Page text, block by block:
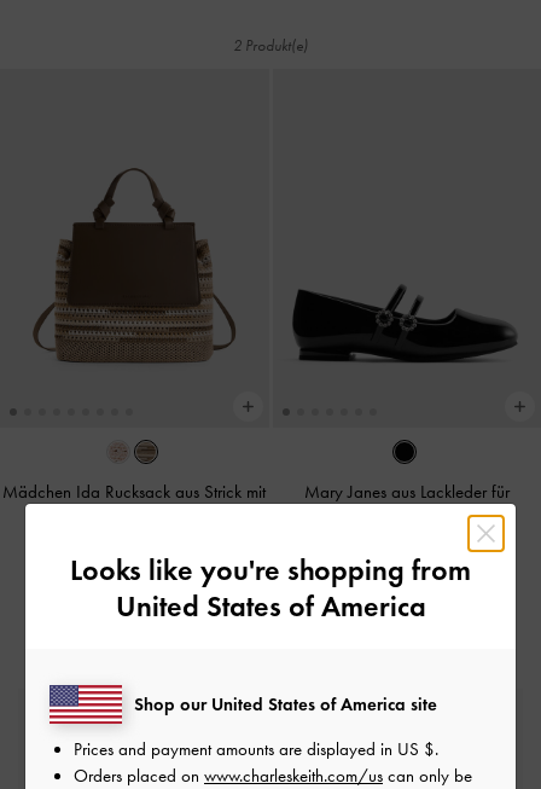
2 Produkt(e)
Mädchen Ida Rucksack aus Strick mit
CHF79.00
Mary Janes aus Lackleder für
Schwarzer Lack
CHF55.00
Kostenlose Standardlieferung
Für alle Bestellungen mit Mindestbestellwert*
Looks like you're shopping from
United States of America
Shop our United States of America site
Prices and payment amounts are displayed in US $.
Orders placed on www.charleskeith.com/us can only be